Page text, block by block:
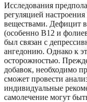
Исследования
регуляцией
веществами. Дефицит
(особенно B12 и
был связан с
ангедонию. Однако к
осторожностью.
добавок, необходимо
сможет провести
индивидуальные
самолечение могут